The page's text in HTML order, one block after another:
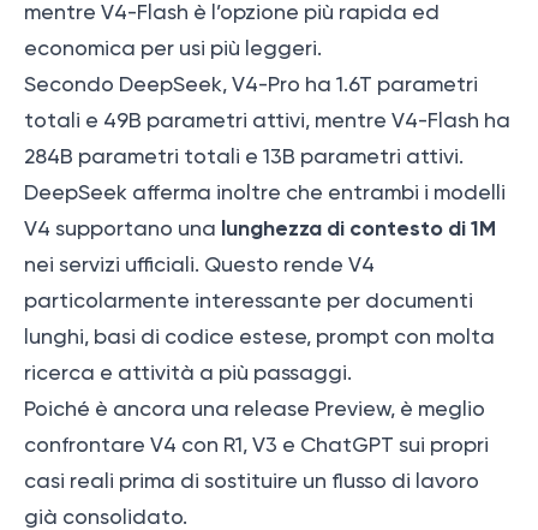
mentre V4-Flash è l’opzione più rapida ed
economica per usi più leggeri.
Secondo DeepSeek, V4-Pro ha 1.6T parametri
totali e 49B parametri attivi, mentre V4-Flash ha
284B parametri totali e 13B parametri attivi.
DeepSeek afferma inoltre che entrambi i modelli
V4 supportano una lunghezza di contesto di 1M
nei servizi ufficiali. Questo rende V4
particolarmente interessante per documenti
lunghi, basi di codice estese, prompt con molta
ricerca e attività a più passaggi.
Poiché è ancora una release Preview, è meglio
confrontare V4 con R1, V3 e ChatGPT sui propri
casi reali prima di sostituire un flusso di lavoro
già consolidato.